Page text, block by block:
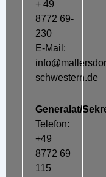
+ 49
8772 69-
230
E-Mail:
schwestern.de
Generalat/
Telefon:
+49
8772 69
115